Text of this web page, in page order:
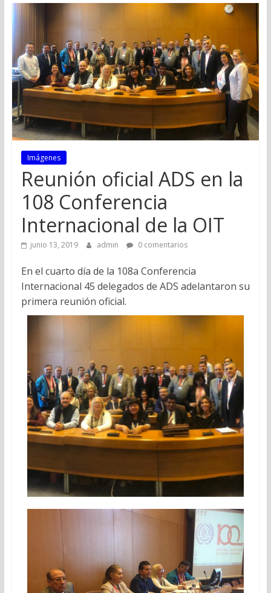
Imágenes
Reunión oficial ADS en la
108 Conferencia
Internacional de la OIT
junio 13, 2019 admin 0 comentarios
En el cuarto día de la 108a Conferencia
Internacional 45 delegados de ADS adelantaron su
primera reunión oficial.